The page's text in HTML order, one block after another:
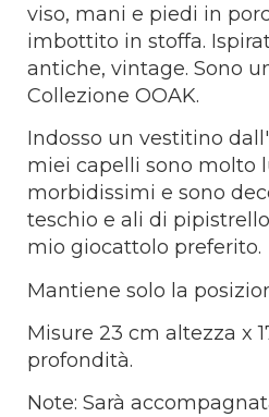
viso, mani e piedi in
imbottito in stoffa.
antiche, vintage. Sono
Collezione OOAK.
Indosso un vestitino
miei capelli sono molto
morbidissimi e sono
teschio e ali di
mio giocattolo preferito.
Mantiene solo la
Misure 23 cm altezza x
profondità.
Note: Sarà